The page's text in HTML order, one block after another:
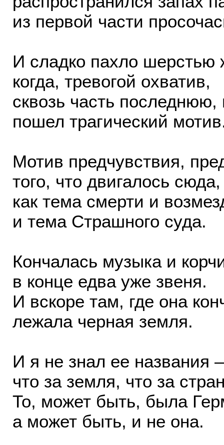
из первой части
И сладко пахло
когда, тревогой охватив,
сквозь часть
пошел трагический
Мотив предчувствия,
того, что двигалось сюда,
как тема смерти и
и тема Страшного суда.
Кончалась музыка и
в конце едва уже звеня.
И вскоре там, где она
лежала черная земля.
И я не знал ее названия
что за земля, что за
То, может быть, была
а может быть, и не она.